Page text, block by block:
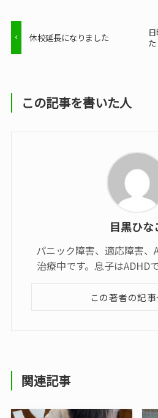
休校延長になりました
た
この記事を書いた人
目黒ひな
パニック障害、適応障害、
治療中です。息子はADHD
この著者の記
関連記事